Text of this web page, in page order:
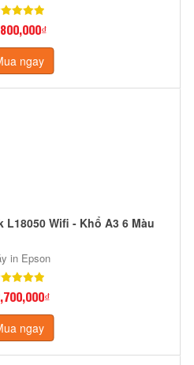
ngay
L18050 Wifi - Khổ A3 6 Màu
in Epson
ngay